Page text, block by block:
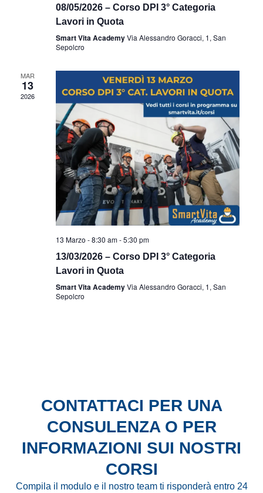
08/05/2026 – Corso DPI 3° Categoria
Lavori in Quota
Smart Vita AcademyVia Alessandro Goracci, 1, San
Sepolcro
MAR
13
2026
13 Marzo - 8:30 am-5:30 pm
13/03/2026 – Corso DPI 3° Categoria
Lavori in Quota
Smart Vita AcademyVia Alessandro Goracci, 1, San
Sepolcro
CONTATTACI PER UNA
CONSULENZA O PER
INFORMAZIONI SUI NOSTRI
CORSI
Compila il modulo e il nostro team ti risponderà entro 24